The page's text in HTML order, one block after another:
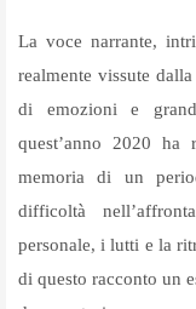
La voce narrante,
realmente vissute
di emozioni e
quest’anno 2020 ha
memoria di un
difficoltà
personale, i lutti e la
di questo racconto un